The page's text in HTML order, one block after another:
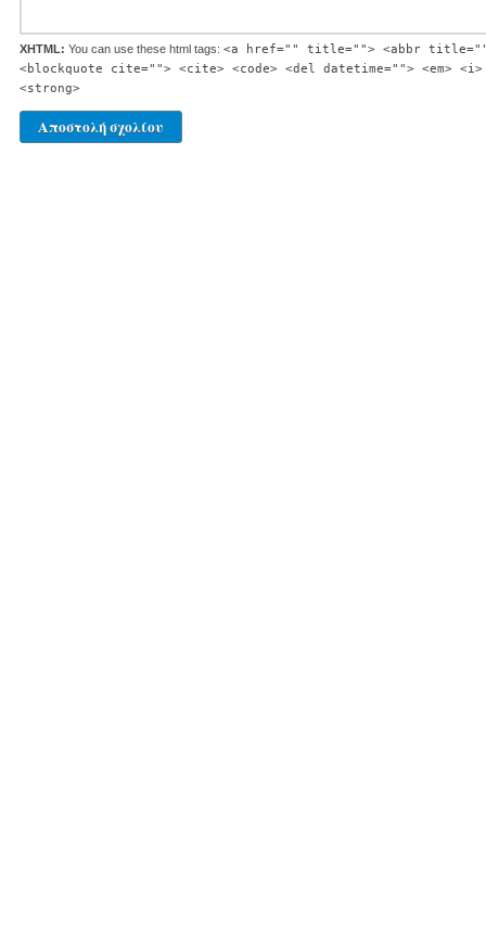
XHTML: You can use these html tags: <a href="" title=""> <abbr
<blockquote cite=""> <cite> <code> <del datetime=""> <em>
<strong>